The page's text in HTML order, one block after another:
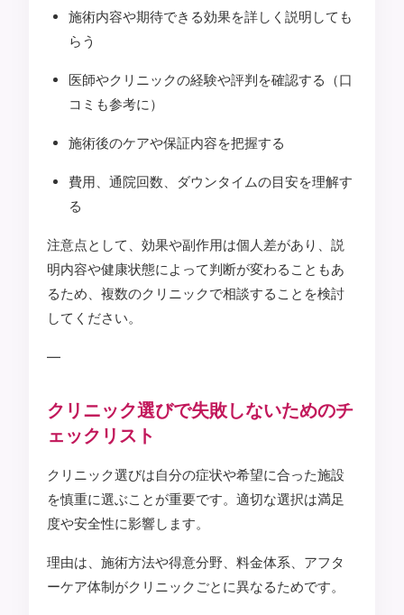
施術内容や期待できる効果を詳しく説明しても
らう
医師やクリニックの経験や評判を確認する（口
コミも参考に）
施術後のケアや保証内容を把握する
費用、通院回数、ダウンタイムの目安を理解す
る
注意点として、効果や副作用は個人差があり、説
明内容や健康状態によって判断が変わることもあ
るため、複数のクリニックで相談することを検討
してください。
—
クリニック選びで失敗しないためのチ
ェックリスト
クリニック選びは自分の症状や希望に合った施設
を慎重に選ぶことが重要です。適切な選択は満足
度や安全性に影響します。
理由は、施術方法や得意分野、料金体系、アフタ
ーケア体制がクリニックごとに異なるためです。